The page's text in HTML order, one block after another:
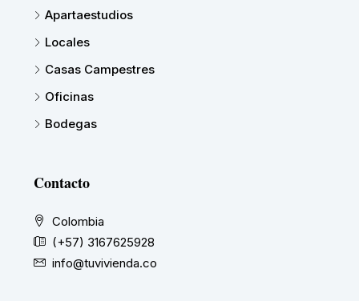
Apartaestudios
Locales
Casas Campestres
Oficinas
Bodegas
Contacto
Colombia
(+57) 3167625928
info@tuvivienda.co